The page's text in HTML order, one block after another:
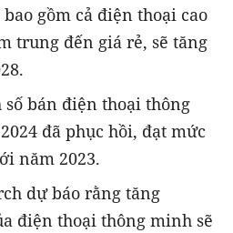
gồm cả điện thoại cao
trung đến giá rẻ, sẽ tăng
bán điện thoại thông
đã phục hồi, đạt mức
năm 2023.
dự báo rằng tăng
điện thoại thông minh sẽ